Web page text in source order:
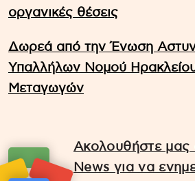
οργανικές θέσεις
Δωρεά από την Ένωση
Υπαλλήλων Νομού
Μεταγωγών
Ακολουθήστε μας
News για να